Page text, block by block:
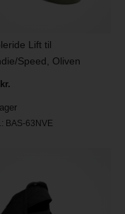
Lift til
Speed, Oliven
BAS-63NVE